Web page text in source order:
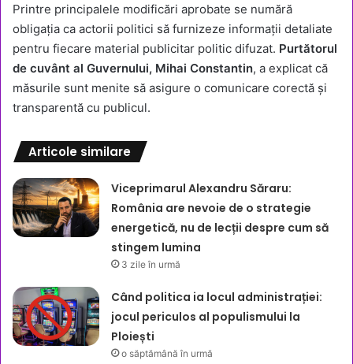
Printre principalele modificări aprobate se numără
obligația ca actorii politici să furnizeze informații detaliate
pentru fiecare material publicitar politic difuzat. Purtătorul
de cuvânt al Guvernului, Mihai Constantin, a explicat că
măsurile sunt menite să asigure o comunicare corectă și
transparentă cu publicul.
Articole similare
Viceprimarul Alexandru Săraru:
România are nevoie de o strategie
energetică, nu de lecții despre cum să
stingem lumina
3 zile în urmă
Când politica ia locul administrației:
jocul periculos al populismului la
Ploiești
o săptămână în urmă